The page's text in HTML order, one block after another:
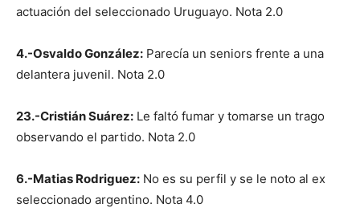
actuación del seleccionado Uruguayo. Nota 2.0
4.-Osvaldo González: Parecía un seniors frente a una
delantera juvenil. Nota 2.0
23.-Cristián Suárez: Le faltó fumar y tomarse un trago
observando el partido. Nota 2.0
6.-Matias Rodriguez: No es su perfil y se le noto al ex
seleccionado argentino. Nota 4.0